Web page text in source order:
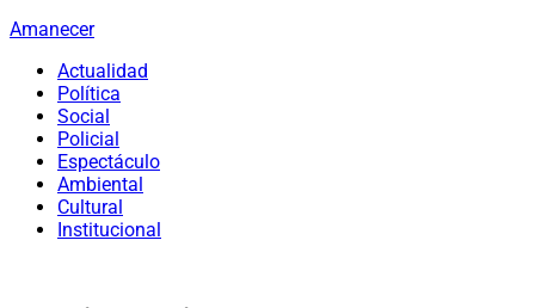
Amanecer
Actualidad
Política
Social
Policial
Espectáculo
Ambiental
Cultural
Institucional